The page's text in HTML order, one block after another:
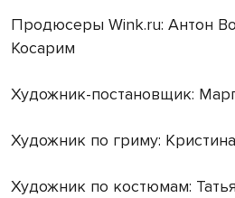
Продюсеры Wink.ru: Антон
Косарим
Художник-постановщик:
Художник по гриму:
Художник по костюмам: